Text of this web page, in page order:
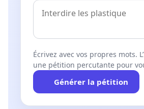
Écrivez avec vos propres mots.
une pétition percutante pour
Générer la pétition